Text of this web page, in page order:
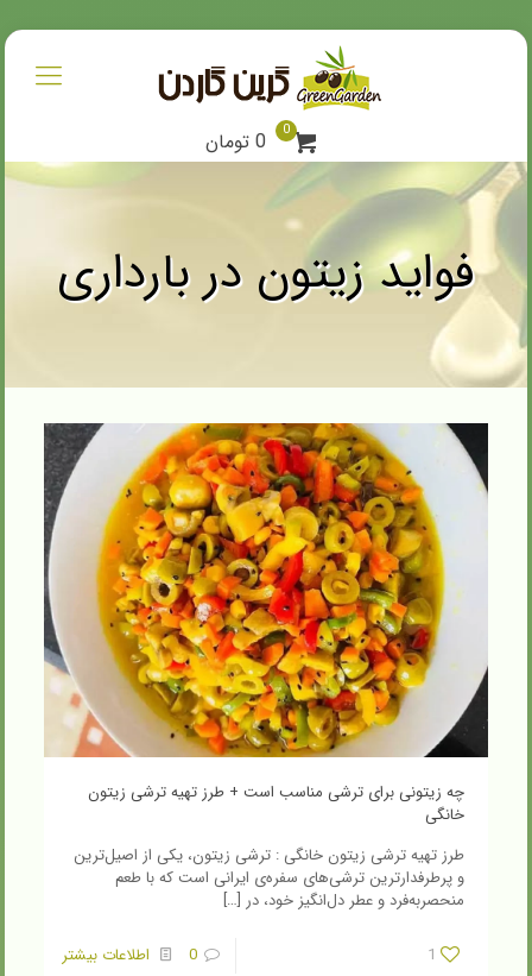
0 0 تومان
فواید زیتون در بارداری
چه زیتونی برای ترشی مناسب است + طرز تهیه ترشی زیتون
خانگی
طرز تهیه ترشی زیتون خانگی : ترشی زیتون، یکی از اصیل‌ترین
و پرطرفدارترین ترشی‌های سفره‌ی ایرانی است که با طعم
منحصربه‌فرد و عطر دل‌انگیز خود، در […]
1
0 اطلاعات بیشتر